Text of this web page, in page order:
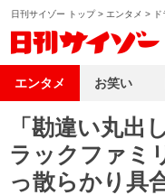
日刊サイゾー トップ> エンタメ >
「勘違い丸出
ラックファミ
っ散らかり具
エンタメ お笑い